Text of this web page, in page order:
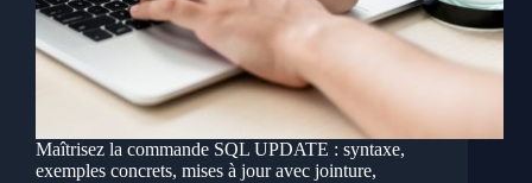
Maîtrisez la commande SQL UPDATE : syntaxe,
exemples concrets, mises à jour avec jointure,